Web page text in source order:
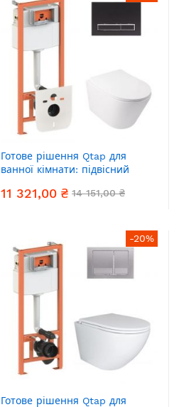
Готове рішення Qtap для
ванної кімнати: підвісний
комплект інсталяції Nest 4 в 1
11 321,00 ₴ 14 151,00 ₴
-20%
Готове рішення Qtap для